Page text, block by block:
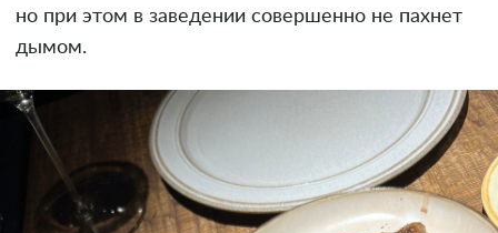
но при этом в заведении совершенно не пахнет
дымом.